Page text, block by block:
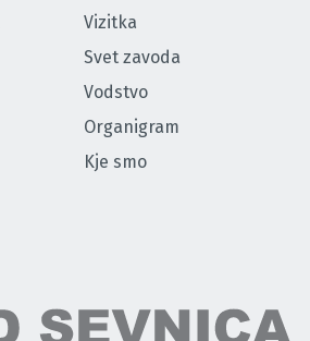
Vizitka
Svet zavoda
Vodstvo
Organigram
Kje smo